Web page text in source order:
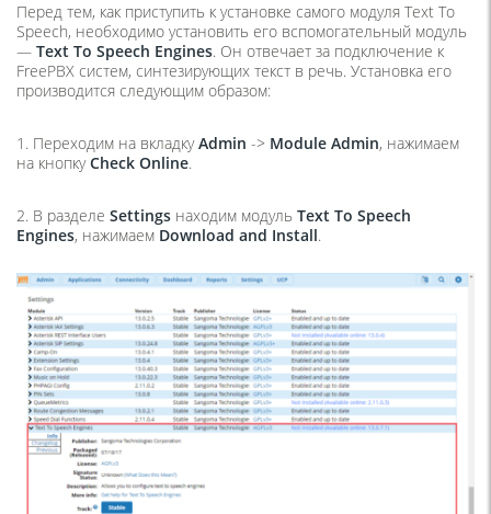
Перед тем, как приступить к установке самого модуля Text To
Speech, необходимо установить его вспомогательный модуль
— Text To Speech Engines. Он отвечает за подключение к
FreePBX систем, синтезирующих текст в речь. Установка его
производится следующим образом:
1. Переходим на вкладкуAdmin -> Module Admin, нажимаем
на кнопкуCheck Online.
2. В разделе Settings находим модуль Text To Speech
Engines, нажимаем Download and Install.